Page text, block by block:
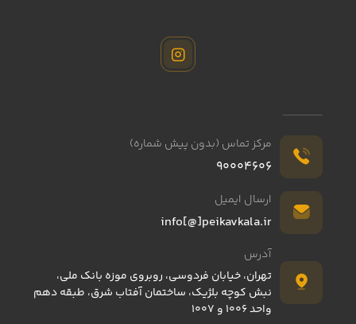
مرکز تماس (بدون پیش شماره)
90004606
ارسال ایمیل
info[@]peikavkala.ir
آدرس
تهران، خیابان فردوسی، روبروی موزه بانک ملی،
نبش کوچه بلژیک، ساختمان آفتاب شرق، طبقه دهم
واحد 1006 و 1007